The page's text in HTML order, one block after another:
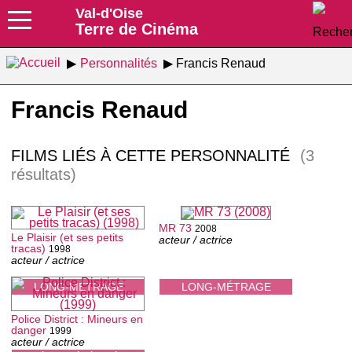
Val-d'Oise
Terre de Cinéma
Personnalités Francis Renaud
Francis Renaud
FILMS LIÉS À CETTE PERSONNALITÉ
(3
résultats)
LONG-MÉTRAGE
Le Plaisir (et ses petits
tracas) 1998
acteur / actrice
LONG-MÉTRAGE
MR 73 2008
acteur / actrice
Police District : Mineurs en
danger 1999
acteur / actrice